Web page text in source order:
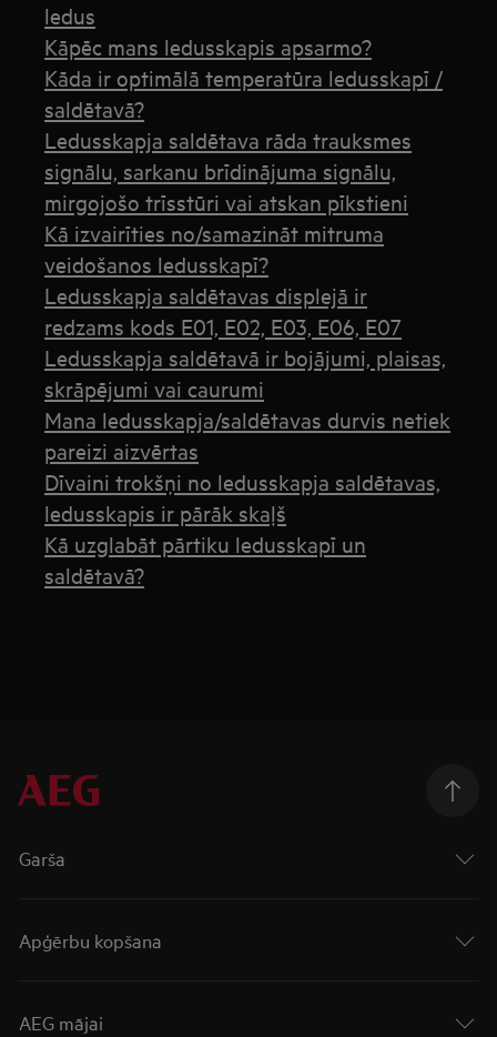
ledus
Kāpēc mans ledusskapis apsarmo?
Kāda ir optimālā temperatūra ledusskapī /
saldētavā?
Ledusskapja saldētava rāda trauksmes
signālu, sarkanu brīdinājuma signālu,
mirgojošo trīsstūri vai atskan pīkstieni
Kā izvairīties no/samazināt mitruma
veidošanos ledusskapī?
Ledusskapja saldētavas displejā ir
redzams kods E01, E02, E03, E06, E07
Ledusskapja saldētavā ir bojājumi, plaisas,
skrāpējumi vai caurumi
Mana ledusskapja/saldētavas durvis netiek
pareizi aizvērtas
Dīvaini trokšņi no ledusskapja saldētavas,
ledusskapis ir pārāk skaļš
Kā uzglabāt pārtiku ledusskapī un
saldētavā?
Garša
Apģērbu kopšana
AEG mājai